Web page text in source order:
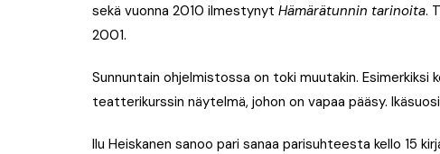
sekä vuonna 2010 ilmestynyt Hämärätunnin tarinoita.
2001.
Sunnuntain ohjelmistossa on toki muutakin. Esimerkiksi
teatterikurssin näytelmä, johon on vapaa pääsy.
Ilu Heiskanen sanoo pari sanaa parisuhteesta kello 15